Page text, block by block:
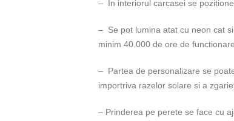
– In interiorul carcasei se
– Se pot lumina atat cu neon cat
minim 40.000 de ore de
– Partea de personalizare se
importriva razelor solare si a
– Prinderea pe perete se face cu